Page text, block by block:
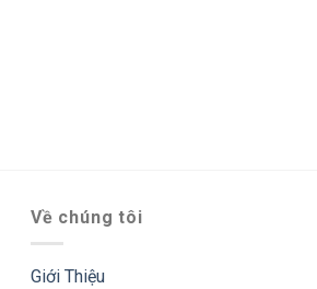
Về chúng tôi
Giới Thiệu